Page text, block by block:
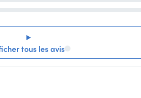
tous les avis